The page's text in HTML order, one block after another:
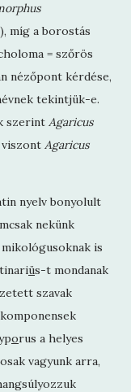
míg a borostás
= szőrös
nézőpont kérdése,
tekintjük-e.
szerint Agaricus
Agaricus
nyelv bonyolult
nekünk
is
üs-t mondanak
szavak
orus a helyes
vagyunk arra,